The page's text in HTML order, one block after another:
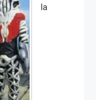
la